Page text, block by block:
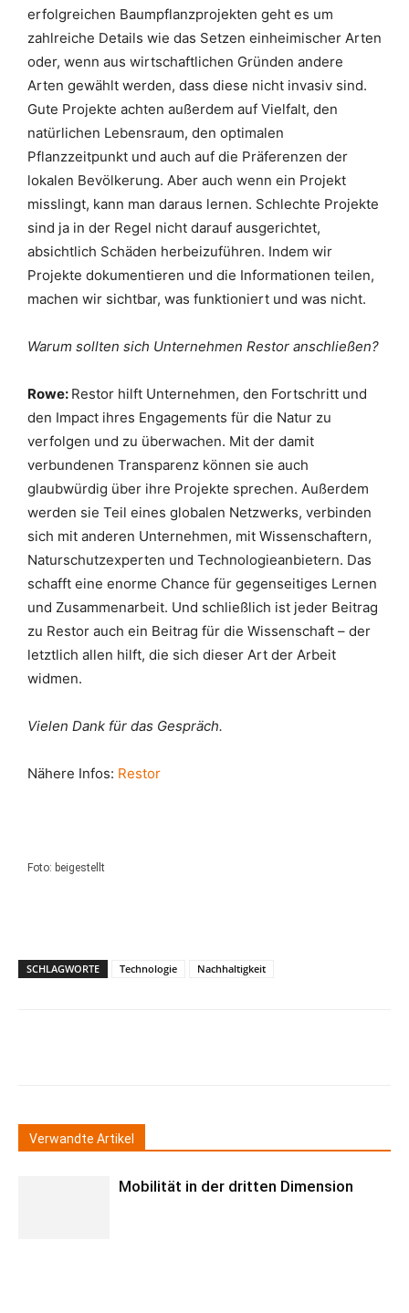
erfolgreichen Baumpflanzprojekten geht es um
zahlreiche Details wie das Setzen einheimischer Arten
oder, wenn aus wirtschaftlichen Gründen andere
Arten gewählt werden, dass diese nicht invasiv sind.
Gute Projekte achten außerdem auf Vielfalt, den
natürlichen Lebensraum, den optimalen
Pflanzzeitpunkt und auch auf die Präferenzen der
lokalen Bevölkerung. Aber auch wenn ein Projekt
misslingt, kann man daraus lernen. Schlechte Projekte
sind ja in der Regel nicht darauf ausgerichtet,
absichtlich Schäden herbeizuführen. Indem wir
Projekte dokumentieren und die Informationen teilen,
machen wir sichtbar, was funktioniert und was nicht.
Warum sollten sich Unternehmen Restor anschließen?
Rowe: Restor hilft Unternehmen, den Fortschritt und
den Impact ihres Engagements für die Natur zu
verfolgen und zu überwachen. Mit der damit
verbundenen Transparenz können sie auch
glaubwürdig über ihre Projekte sprechen. Außerdem
werden sie Teil eines globalen Netzwerks, verbinden
sich mit anderen Unternehmen, mit Wissenschaftern,
Naturschutzexperten und Technologieanbietern. Das
schafft eine enorme Chance für gegenseitiges Lernen
und Zusammenarbeit. Und schließlich ist jeder Beitrag
zu Restor auch ein Beitrag für die Wissenschaft – der
letztlich allen hilft, die sich dieser Art der Arbeit
widmen.
Vielen Dank für das Gespräch.
Nähere Infos: Restor
Foto: beigestellt
SCHLAGWORTE Technologie Nachhaltigkeit
Verwandte Artikel
Mobilität in der dritten Dimension